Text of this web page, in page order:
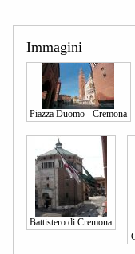
Immagini
Piazza Duomo - Cremona
Battistero di Cremona